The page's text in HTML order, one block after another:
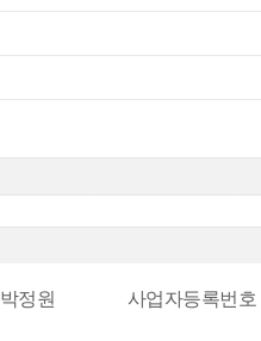
박정원 사업자등록번호